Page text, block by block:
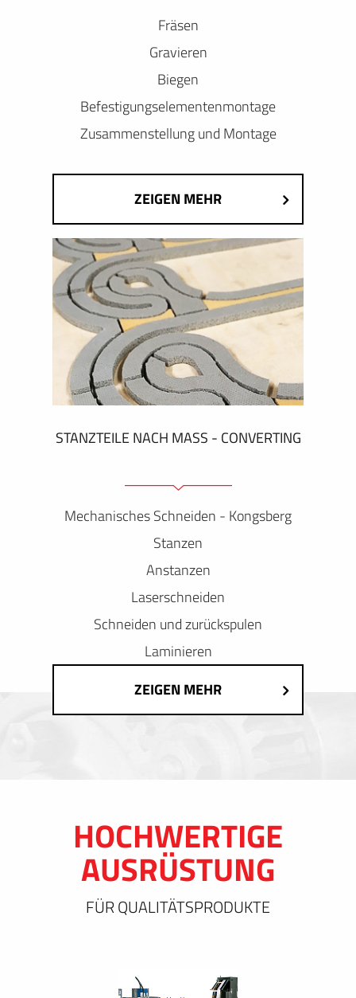
Fräsen
Gravieren
Biegen
Befestigungselementenmontage
Zusammenstellung und Montage
ZEIGEN MEHR
STANZTEILE NACH MASS - CONVERTING
Mechanisches Schneiden - Kongsberg
Stanzen
Anstanzen
Laserschneiden
Schneiden und zurückspulen
Laminieren
ZEIGEN MEHR
HOCHWERTIGE
AUSRÜSTUNG
FÜR QUALITÄTSPRODUKTE